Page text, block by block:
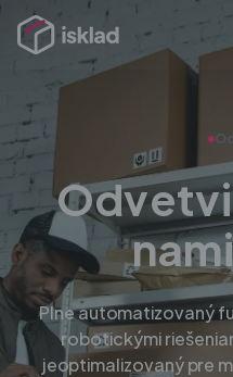
Plne automatizovaný
robotickými
jeoptimalizovaný pre